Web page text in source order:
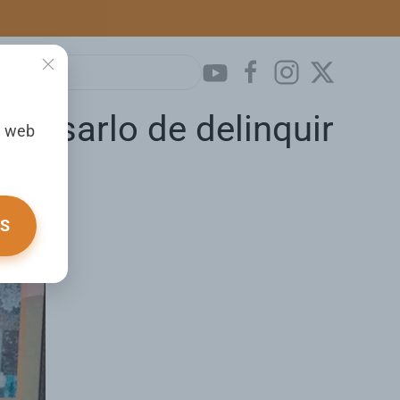
web
de delinquir